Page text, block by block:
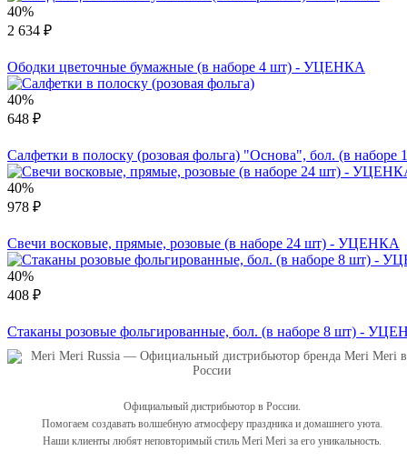
40%
2 634 ₽
Ободки цветочные бумажные (в наборе 4 шт) - УЦЕНКА
40%
648 ₽
Салфетки в полоску (розовая фольга) "Основа", бол. (в
40%
978 ₽
Свечи восковые, прямые, розовые (в наборе 24 шт) - УЦЕНКА
40%
408 ₽
Стаканы розовые фольгированные, бол. (в наборе 8 шт) -
Официальный дистрибьютор в России.
Помогаем создавать волшебную атмосферу праздника и домашнего уюта.
Наши клиенты любят неповторимый стиль Meri Meri за его уникальность.